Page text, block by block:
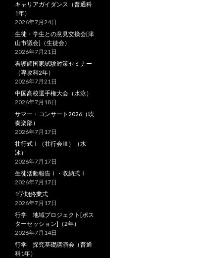
キャリアガイダンス（普通科
1年）
2026年7月24日
生徒・学生との意見交換会[津
山市議会]（生徒会）
2026年7月21日
看護師国家試験対策セミナー
（専攻科2年）
2026年7月21日
中国高校選手権大会（水泳）
2026年7月18日
サマー・コンサート2026（吹
奏楽部）
2026年7月17日
壮行式Ⅰ（壮行会Ⅲ）（水
泳）
2026年7月17日
生徒活動報告Ⅰ・収納式Ⅰ
2026年7月17日
1学期終業式
2026年7月17日
行学 地域プロジェクト[ポス
ターセッション]（2年）
2026年7月14日
行学 探究基礎講演会（普通
科1年）